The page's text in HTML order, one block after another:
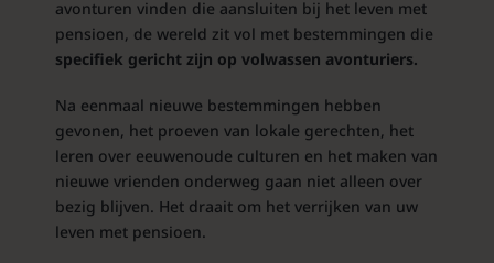
avonturen vinden die aansluiten bij het leven met
pensioen, de wereld zit vol met bestemmingen die
specifiek gericht zijn op volwassen avonturiers.
Na eenmaal nieuwe bestemmingen hebben
gevonen, het proeven van lokale gerechten, het
leren over eeuwenoude culturen en het maken van
nieuwe vrienden onderweg gaan niet alleen over
bezig blijven. Het draait om het verrijken van uw
leven met pensioen.